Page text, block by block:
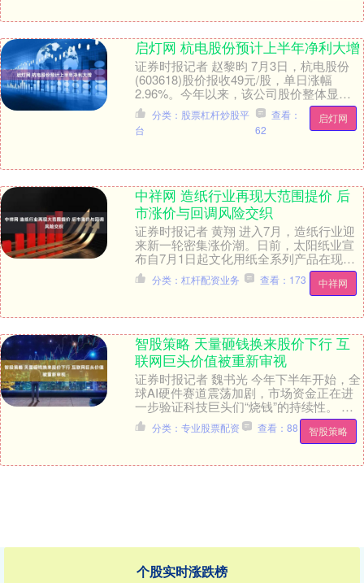
启灯网 杭电股份预计上半年净利大增
证券时报记者 赵黎昀 7月3日，杭电股份
(603618)股价报收49元/股，单日涨幅
2.96%。今年以来，该公司股价整体显著
上行，6月25日一度达到57.21元....
启灯网
分类：股票杠杆炒股平
台
查看：
62
中祥网 造纸行业再现大范围提价 后
市涨价与回调风险交织
证券时报记者 黄翔 进入7月，造纸行业迎
来新一轮密集涨价潮。日前，太阳纸业宣
布自7月1日起文化用纸全系列产品在现有
价格基础上恢复上调200元/吨。与此同
时，白卡....
中祥网
分类：杠杆配资业务 查看：173
智股策略 天量砸钱换来股价下行 互
联网巨头价值被重新审视
证券时报记者 魏书光 今年下半年开始，全
球AI硬件赛道震荡加剧，市场资金正在进
一步验证科技巨头们“烧钱”的持续性。 今
年上半年，全球大型互联网科技公司的疯
狂开支....
智股策略
分类：专业股票配资 查看：88
个股实时涨跌榜